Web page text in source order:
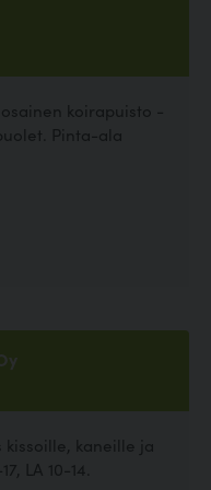
koirapuisto -
Pinta-ala
kissoille, kaneille ja
LA 10-14.